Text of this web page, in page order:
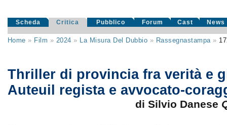
Scheda Critica Pubblico Forum Cast News
Home » Film » 2024 » La Misura Del Dubbio » Rassegnastampa»
Thriller di provincia fra verità e
Auteuil regista e avvocato-
di Silvio Danese